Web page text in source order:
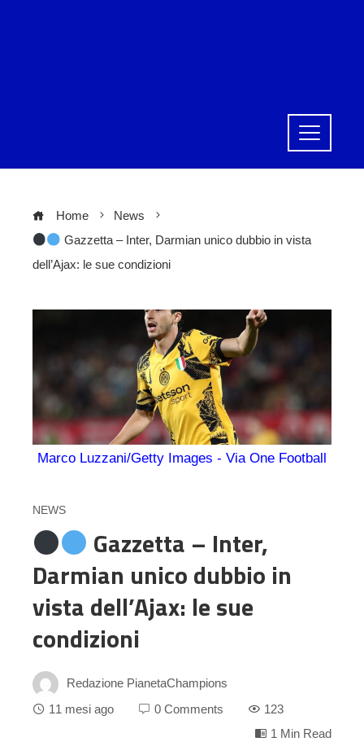
Home
News
Gazzetta – Inter, Darmian unico dubbio in vista
dell’Ajax: le sue condizioni
Marco Luzzani/Getty Images - Via One Football
NEWS
Gazzetta – Inter,
Darmian unico dubbio in
vista dell’Ajax: le sue
condizioni
Redazione PianetaChampions
11 mesi ago
0 Comments
123
1 Min Read